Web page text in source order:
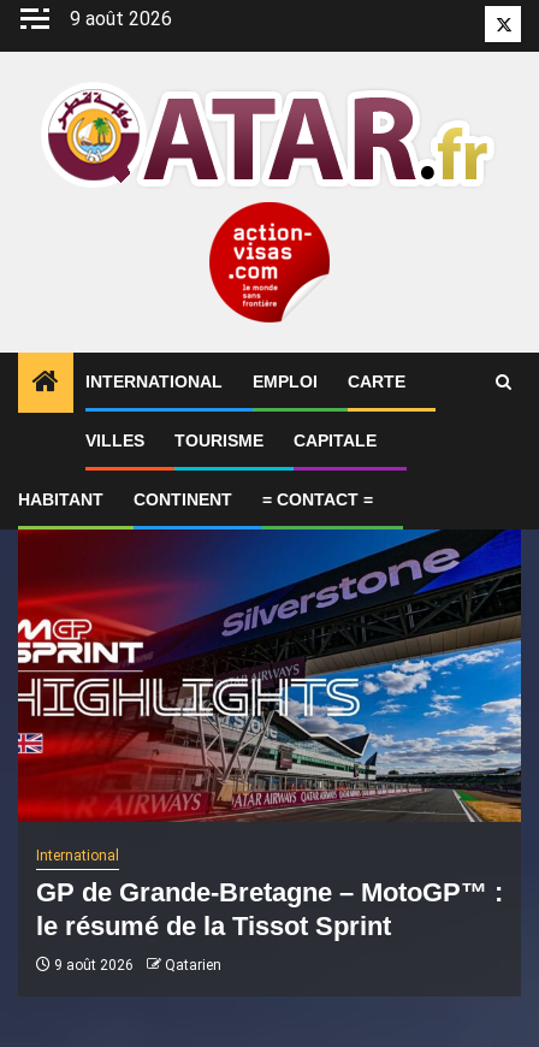
Aller
9 août 2026
INTERNATIONAL EMPLOI CARTE
VILLES TOURISME CAPITALE
HABITANT CONTINENT = CONTACT =
ALERTES INFO 1 GP de Grande-Bretagne –
International
GP de Grande-Bretagne – MotoGP™ :
le résumé de la Tissot Sprint
9 août 2026 Qatarien